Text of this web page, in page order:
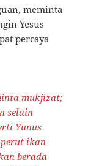
meminta
Yesus
percaya
mukjizat;
selain
Yunus
ikan
berada